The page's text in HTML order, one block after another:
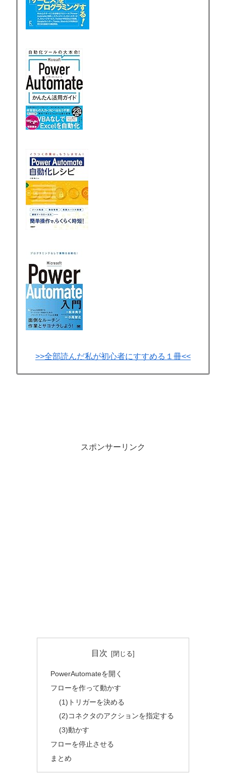
>>全部読んだ私が初心者にすすめる１冊<<
スポンサーリンク
目次
PowerAutomateを開く
フローを作って動かす
(1)トリガーを決める
(2)コネクタのアクションを指定する
(3)動かす
フローを停止させる
まとめ